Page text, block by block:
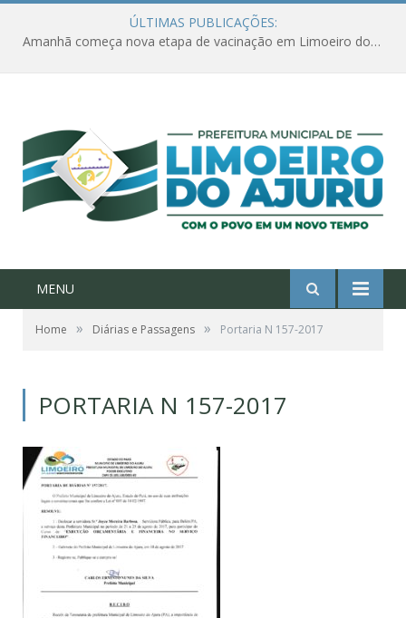
ÚLTIMAS PUBLICAÇÕES:
Amanhã começa nova etapa de vacinação em Limoeiro do Ajuru para idosos com 65 ou mais
MENU
Home » Diárias e Passagens » Portaria N 157-2017
PORTARIA N 157-2017